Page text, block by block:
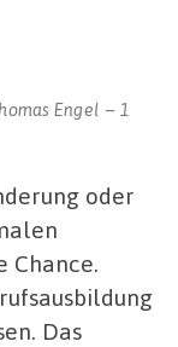
Engel
1
oder
Chance.
Das